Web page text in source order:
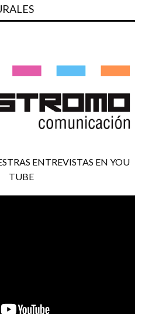
ENTREVISTAS EN YOU
TUBE